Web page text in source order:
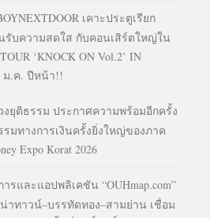
เคาะประตูเรียก
นรับความสดใส กับคอนเสิร์ตใหญ่ใน
‘KNOCK ON Vol.2’ IN
ม.ค. ปีหน้า!!
ยุติธรรม ประกาศความพร้อมอีกครั้ง
มทางการเงินครั้งยิ่งใหญ่ของภาค
Expo Korat 2026
รและแอปพลิเคชัน “OUHmap.com”
าทาวน์–บรรทัดทอง–สามย่าน เชื่อม